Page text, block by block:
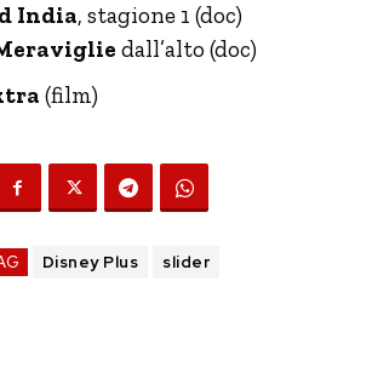
India, stagione 1 (doc)
dall’alto (doc)
(film)
Disney Plus slider